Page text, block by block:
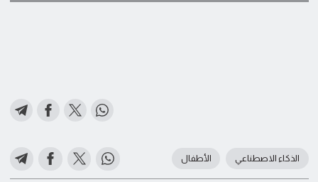
الذكاء الاصطناعي الأطفال